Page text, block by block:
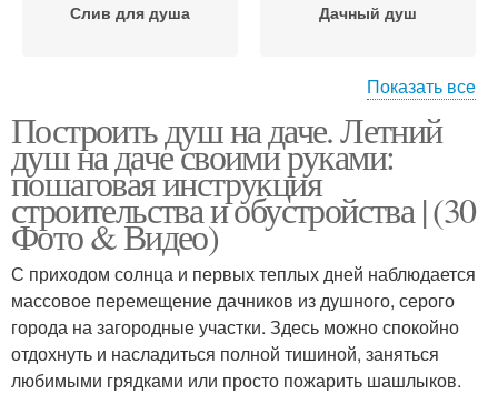
Слив для душа Дачный душ
Душ с раздевалкой Уличный душ
Садовый душ
Деревянный душ
Материалы для летнего
душа
Показать все
Построить душ на даче. Летний
душ на даче своими руками:
пошаговая инструкция
строительства и обустройства | (30
Фото & Видео)
С приходом солнца и первых теплых дней наблюдается
массовое перемещение дачников из душного, серого
города на загородные участки. Здесь можно спокойно
отдохнуть и насладиться полной тишиной, заняться
любимыми грядками или просто пожарить шашлыков.